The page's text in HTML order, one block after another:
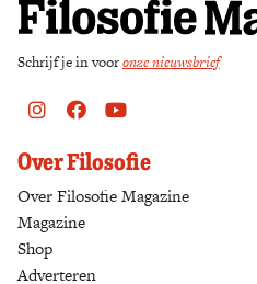
Schrijf je in vooronze nieuwsbrief
Instagram
FacebookYoutube
Over Filosofie
Over Filosofie Magazine
Magazine
Shop
Adverteren